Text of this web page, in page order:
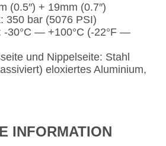
(0.5″) + 19mm (0.7″)
350 bar (5076 PSI)
-30°C — +100°C (-22°F —
und Nippelseite: Stahl
eloxiertes Aluminium,
INFORMATION